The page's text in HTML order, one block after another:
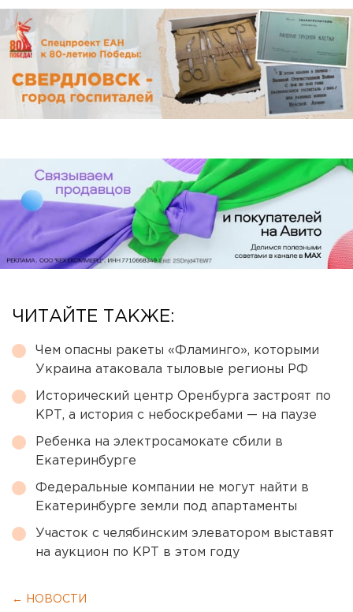
ЧИТАЙТЕ ТАКЖЕ:
Чем опасны ракеты «Фламинго», которыми
Украина атаковала тыловые регионы РФ
Исторический центр Оренбурга застроят по
КРТ, а история с небоскребами — на паузе
Ребенка на электросамокате сбили в
Екатеринбурге
Федеральные компании не могут найти в
Екатеринбурге земли под апартаменты
Участок с челябинским элеватором выставят
на аукцион по КРТ в этом году
← НОВОСТИ